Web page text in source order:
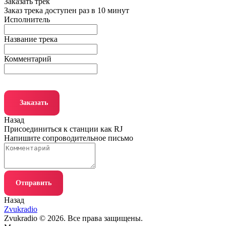
Заказ трека доступен раз в 10 минут
Исполнитель
Название трека
Комментарий
Заказать
Назад
Присоединиться к станции как RJ
Напишите сопроводительное письмо
Отправить
Назад
Zvukradio
Zvukradio © 2026. Все права защищены.